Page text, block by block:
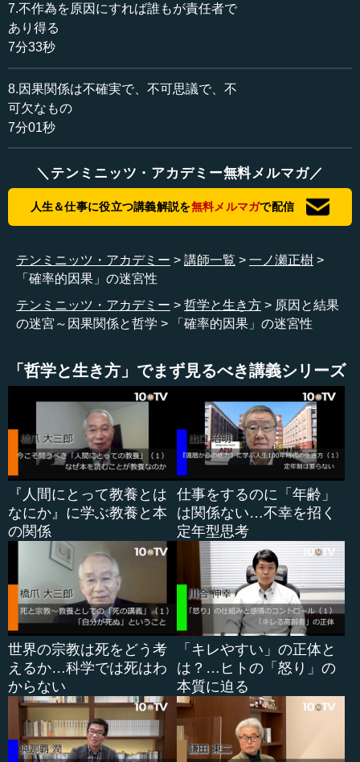
ては良いということにさえなってしまいます。そういう可
能性があることを知った上で、禁煙運動や関係する政策を
行うべきだ、という非常に学者らしい提言をしました。
これもやはり恒常的連接の問題、すなわち相関関係(喫煙
すると、がんを発症する)と因果関係(特有の遺伝的構造を持
つため、がんを発症する)は別であるという例です。
す。スロットを引いて電車が発車し、スロット周辺に風が
起こる。実はこの場合でも、「スロットを引くと電車（が
走る）」、「スロットを引くと風（が起こる）」の間にあ
係すらもどうやって発見するのかということが問題になり
ます。そうすると、問題は入れ子になってしまい、どんど
せよ、こういう形で、相関関係と因果関係は区別できない
のではないかという反論が寄せられることになります。
●「必ずそうなる」ではなく「そうなりやすい」とし
か言えない
喫煙とがん発症の因果関係理解の例からも示唆されるよ
うに、連接の統計的観察による因果関係理解は、「必ずそ
うなる」ではなく、「そうなりやすい」という因果関係理
解にも結び付いてきます。
今日では普通、原因と結果が必ず対応する、こうすれば
必ずこうなる、とはいいません。しかし、特に因果関係が
重大な問題となって私たちの日常に降り...
7.不作為を原因にすれば誰もが責任者で
あり得る
7分33秒
8.因果関係は不確実で、不可思議で、不
可欠なもの
7分01秒
＼テンミニッツ・アカデミー無料メルマガ／
人生＆仕事に役立つ講義解説を無料メルマガで配信
テンミニッツ・アカデミー 講師一覧
一ノ瀬正樹
「確率的因果」の迷宮性
テンミニッツ・アカデミー
哲学と生き方
原因と結果
の迷宮～因果関係と哲学
「確率的因果」の迷宮性
「哲学と生き方」でまず見るべき講義シリーズ
『人間にとって教養とは
なにか』に学ぶ教養と本
の関係
仕事をするのに「年齢」
は関係ない…不幸を招く
定年型思考
世界の宗教は死をどう考
えるか…科学では死はわ
からない
「キレやすい」の正体と
は？…ヒトの「怒り」の
本質に迫る